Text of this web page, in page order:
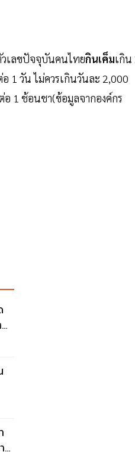
วเลขปัจจุบันคนไทยกินเค็มเกิน
1 วัน ไม่ควรเกินวันละ 2,000
1 ช้อนชา(ข้อมูลจากองค์กร